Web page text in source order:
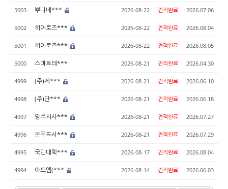
5003 뿌니네*** 2026-08-22 견적완료 2026.07.06
5002 히어로즈*** 2026-08-22 견적완료 2026.08.04
5001 히어로즈*** 2026-08-22 견적완료 2026.08.05
5000 스마트테*** 2026-08-21 견적완료 2026.04.30
4999 (주)제*** 2026-08-21 견적완료 2026.06.10
4998 (주)단*** 2026-08-21 견적완료 2026.06.18
4997 양주시사*** 2026-08-21 견적완료 2026.07.27
4996 본푸드서*** 2026-08-21 견적완료 2026.07.29
4995 국민대학*** 2026-08-17 견적완료 2026.08.04
4994 아트엠(*** 2026-08-14 견적완료 2026.06.03